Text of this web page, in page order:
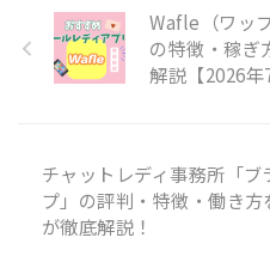
Wafle（ワッ
の特徴・稼ぎ
解説【2026年
チャットレディ事務所「ブ
プ」の評判・特徴・働き方
が徹底解説！